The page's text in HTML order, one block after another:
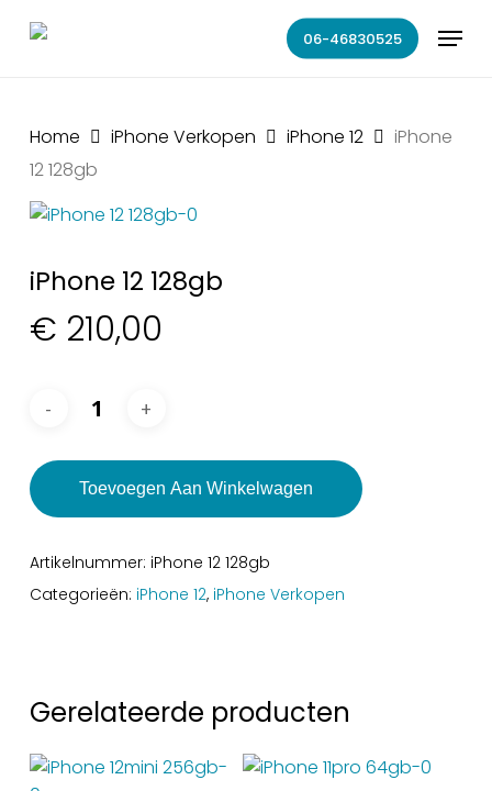
06-46830525 Menu
Home iPhone Verkopen iPhone 12
iPhone
12 128gb
iPhone 12 128gb
€ 210,00
Toevoegen Aan Winkelwagen
Artikelnummer: iPhone 12 128gb
Categorieën: iPhone 12, iPhone Verkopen
Gerelateerde producten